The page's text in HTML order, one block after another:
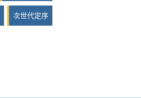
次世代定序